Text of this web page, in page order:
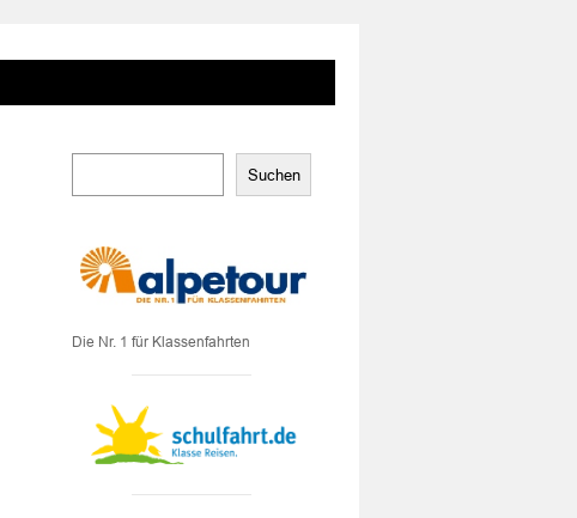
Suchen
Die Nr. 1 für Klassenfahrten